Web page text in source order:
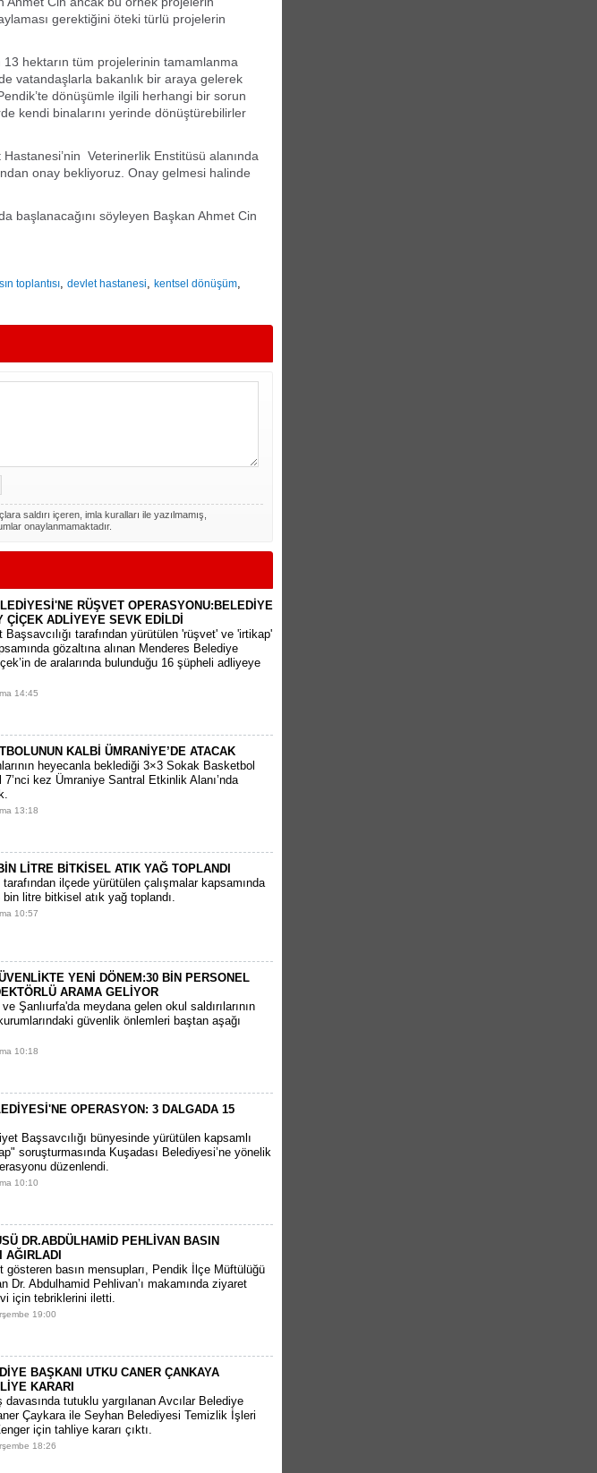
gerektiğini öteki türlü projelerin
13 hektarın tüm projelerinin tamamlanma
vatandaşlarla bakanlık bir araya gelerek
dönüşümle ilgili herhangi bir sorun
kendi binalarını yerinde dönüştürebilirler
Veterinerlik Enstitüsü alanında
onay bekliyoruz. Onay gelmesi halinde
başlanacağını söyleyen Başkan Ahmet Cin
toplantısı,devlet hastanesi,kentsel dönüşüm,
saldırı içeren, imla kuralları ile yazılmamış,
onaylanmamaktadır.
RÜŞVET OPERASYONU:BELEDİYE
ÇİÇEK ADLİYEYE SEVK EDİLDİ
Başsavcılığı tarafından yürütülen 'rüşvet' ve 'irtikap'
gözaltına alınan Menderes Belediye
de aralarında bulunduğu 16 şüpheli adliyeye
14:45
KALBİ ÜMRANİYE’DE ATACAK
heyecanla beklediği 3×3 Sokak Basketbol
7’nci kez Ümraniye Santral Etkinlik Alanı’nda
13:18
LİTRE BİTKİSEL ATIK YAĞ TOPLANDI
ilçede yürütülen çalışmalar kapsamında
bin litre bitkisel atık yağ toplandı.
10:57
YENİ DÖNEM:30 BİN PERSONEL
ARAMA GELİYOR
Şanlıurfa'da meydana gelen okul saldırılarının
güvenlik önlemleri baştan aşağı
10:18
OPERASYON: 3 DALGADA 15
Başsavcılığı bünyesinde yürütülen kapsamlı
soruşturmasında Kuşadası Belediyesi’ne yönelik
düzenlendi.
10:10
DR.ABDÜLHAMİD PEHLİVAN BASIN
AĞIRLADI
gösteren basın mensupları, Pendik İlçe Müftülüğü
Dr. Abdulhamid Pehlivan’ı makamında ziyaret
için tebriklerini iletti.
19:00
BAŞKANI UTKU CANER ÇANKAYA
KARARI
tutuklu yargılanan Avcılar Belediye
Çaykara ile Seyhan Belediyesi Temizlik İşleri
için tahliye kararı çıktı.
18:26